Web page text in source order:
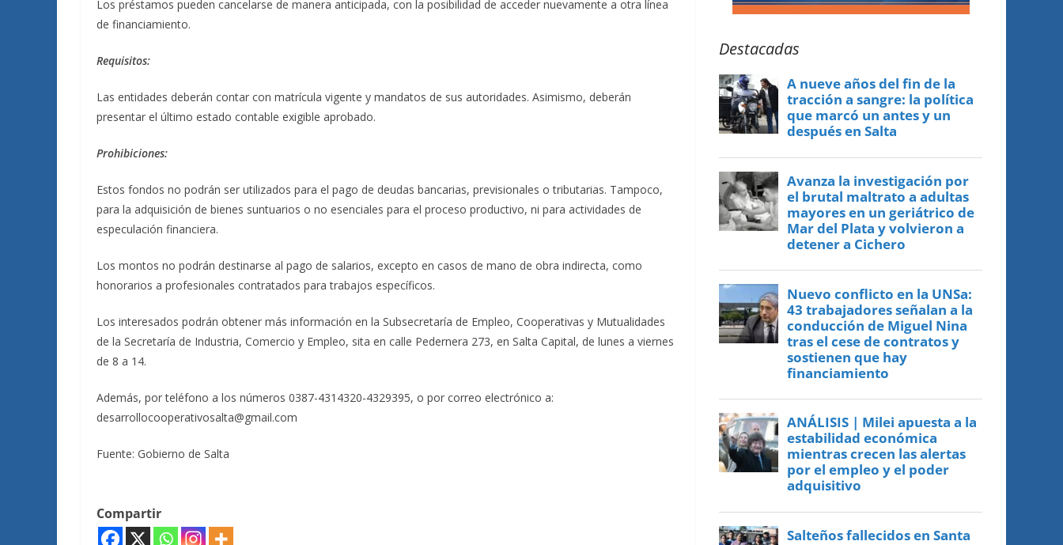
Los préstamos pueden cancelarse de manera anticipada, con la posibilidad de acceder nuevamente a otra línea
de financiamiento.
Requisitos:
Las entidades deberán contar con matrícula vigente y mandatos de sus autoridades. Asimismo, deberán
presentar el último estado contable exigible aprobado.
Prohibiciones:
Estos fondos no podrán ser utilizados para el pago de deudas bancarias, previsionales o tributarias. Tampoco,
para la adquisición de bienes suntuarios o no esenciales para el proceso productivo, ni para actividades de
especulación financiera.
Los montos no podrán destinarse al pago de salarios, excepto en casos de mano de obra indirecta, como
honorarios a profesionales contratados para trabajos específicos.
Los interesados podrán obtener más información en la Subsecretaría de Empleo, Cooperativas y Mutualidades
de la Secretaría de Industria, Comercio y Empleo, sita en calle Pedernera 273, en Salta Capital, de lunes a viernes
de 8 a 14.
Además, por teléfono a los números 0387-4314320-4329395, o por correo electrónico a:
desarrollocooperativosalta@gmail.com
Fuente: Gobierno de Salta
Compartir
Destacadas